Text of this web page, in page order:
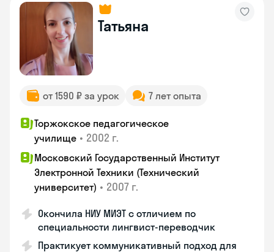
Татьяна
от 1590 ₽ за урок 7 лет опыта
Торжокское педагогическое
училище • 2002 г.
Московский Государственный Институт
Электронной Техники (Технический
университет) • 2007 г.
Окончила НИУ МИЭТ с отличием по
специальности лингвист-переводчик
Практикует коммуникативный подход для